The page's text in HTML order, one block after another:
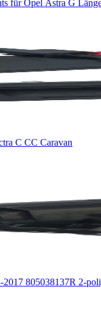
für Opel Astra G
C CC Caravan
2017 805038137R 2-